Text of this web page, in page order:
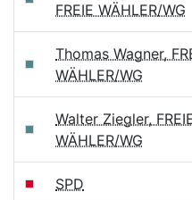
FREIE WÄHLER/WG
Thomas Wagner,
WÄHLER/WG
Walter Ziegler,
WÄHLER/WG
SPD